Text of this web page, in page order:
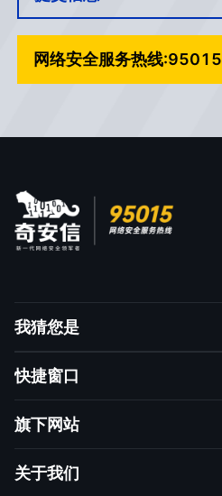
网络安全服务热线:95015
我猜您是
客户
合作伙伴
求职者
快捷窗口
如何购买
旗下网站
网神
关于我们